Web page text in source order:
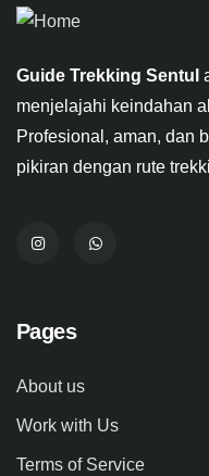
Guide Trekking Sentul
menjelajahi keindahan
Profesional, aman, dan
pikiran dengan rute
Pages
About us
Work with Us
Terms of Service